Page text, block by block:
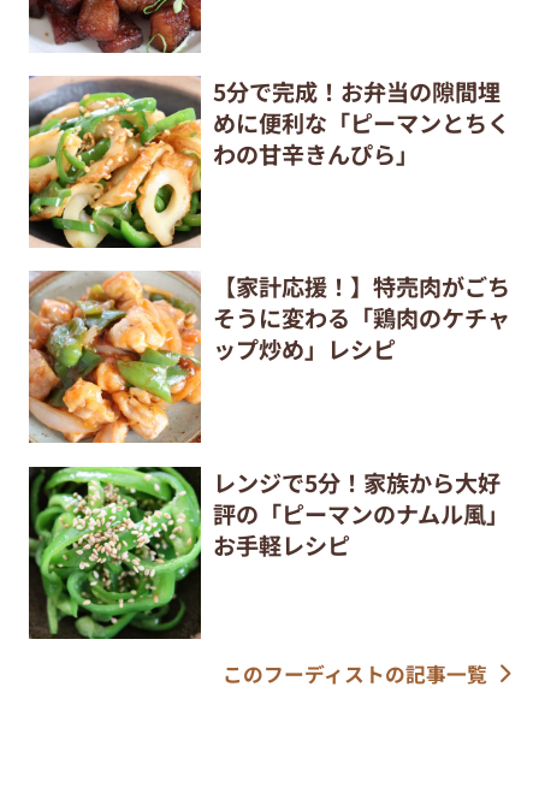
5分で完成！お弁当の隙間埋
めに便利な「ピーマンとちく
わの甘辛きんぴら」
【家計応援！】特売肉がごち
そうに変わる「鶏肉のケチャ
ップ炒め」レシピ
レンジで5分！家族から大好
評の「ピーマンのナムル風」
お手軽レシピ
このフーディストの記事一覧